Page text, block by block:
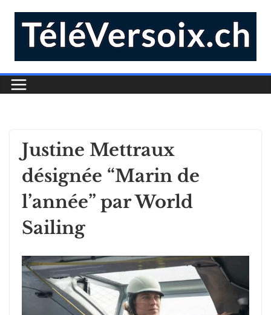
Justine Mettraux
désignée “Marin de
l’année” par World
Sailing